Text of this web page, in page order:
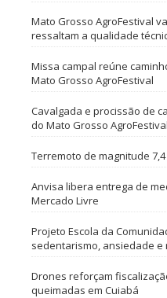
Mato Grosso AgroFestival
ressaltam a qualidade
Missa campal reúne
Mato Grosso AgroFestival
Cavalgada e procissão de
do Mato Grosso AgroFestival
Terremoto de magnitude
Anvisa libera entrega de
Mercado Livre
Projeto Escola da
sedentarismo, ansiedade
Drones reforçam
queimadas em Cuiabá